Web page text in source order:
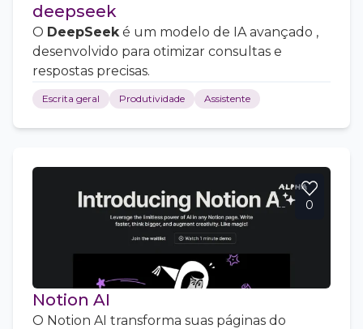
deepseek
O DeepSeeké um modelo de IA avançado ,
desenvolvido para otimizar consultas e
respostas precisas.
Escrita geral Produtividade Assistente
0
Notion AI
O Notion AI transforma suas páginas do